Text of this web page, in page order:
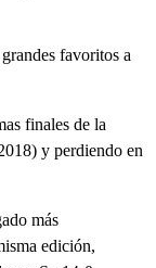
favoritos a
finales de la
y perdiendo en
más
edición,